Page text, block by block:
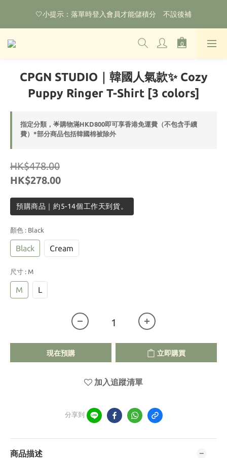
🌟購物滿HKD800即可享香港免運費（不包含手續費）*部分商品
除外
🤍小提示：落單時登入會員才能儲積分　不設後補
‼️2026.1.6 起使用網站新系統！點擊查看舊會員安排‼️
除外
CPGN STUDIO｜韓國人氣款✨ Cozy
Puppy Ringer T-Shirt [3 colors]
指定分類，🌟購物滿HKD800即可享香港免運費（不包含手續
費）*部分商品包括韓國棉被除外
HK$478.00
HK$278.00
預購商品｜約5-14個工作天到貨。
顏色 : Black
Black Cream
尺寸 : M
M L
現在預購 立即購買
加入追蹤清單
分享到
商品描述